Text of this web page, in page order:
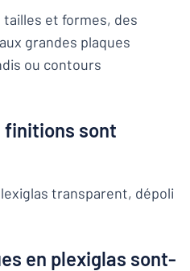
tailles et formes, des
grandes plaques
ou contours
finitions sont
transparent, dépoli
en plexiglas sont-